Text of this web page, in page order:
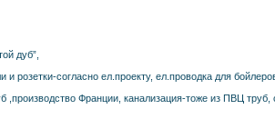
дуб”,
розетки-согласно ел.проекту, ел.проводка для
,производство Франции, канализация-тоже из ПВЦ труб,